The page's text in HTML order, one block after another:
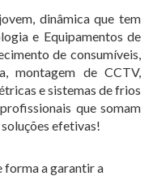
dinâmica que tem
e Equipamentos de
de consumíveis,
montagem de CCTV,
e sistemas de frios
que somam
efetivas!
forma a garantir a